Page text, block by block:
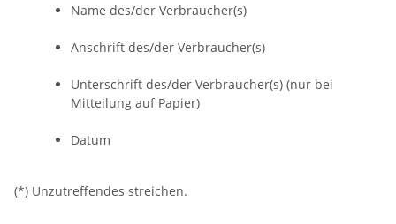
Name des/der Verbraucher(s)
Anschrift des/der Verbraucher(s)
Unterschrift des/der Verbraucher(s) (nur bei
Mitteilung auf Papier)
Datum
(*) Unzutreffendes streichen.